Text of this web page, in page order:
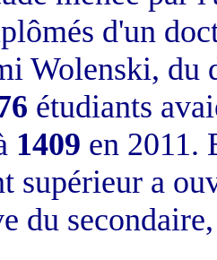
d'un
Wolenski, du
étudiants
1409 en 2011.
supérieur a
du